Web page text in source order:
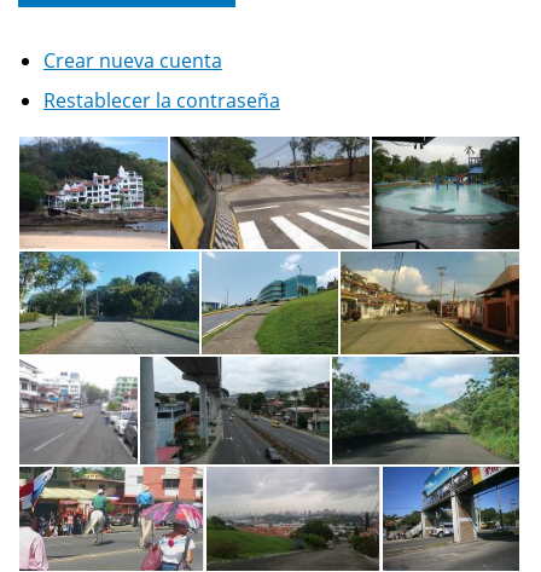
Crear nueva cuenta
Restablecer la contraseña